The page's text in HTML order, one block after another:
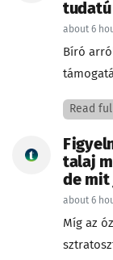
about 6
Bíró
Read full
talaj
de mit
about 6
Míg az